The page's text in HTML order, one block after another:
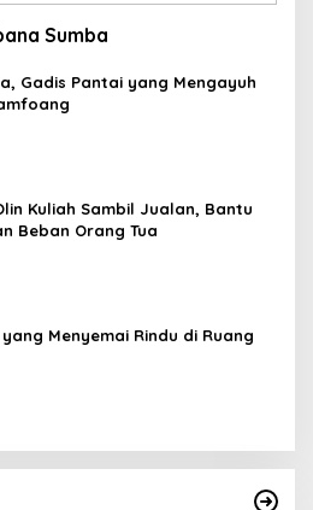
Sumba
Gadis Pantai yang Mengayuh
Kuliah Sambil Jualan, Bantu
Beban Orang Tua
Menyemai Rindu di Ruang